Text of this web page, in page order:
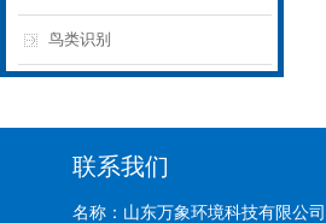
鸟类识别
联系我们
名称：山东万象环境科技有限公司